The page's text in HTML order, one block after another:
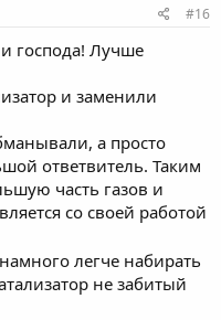
#16
господа! Лучше
и заменили
а просто
ответвитель. Таким
часть газов и
со своей работой
легче набирать
не забитый